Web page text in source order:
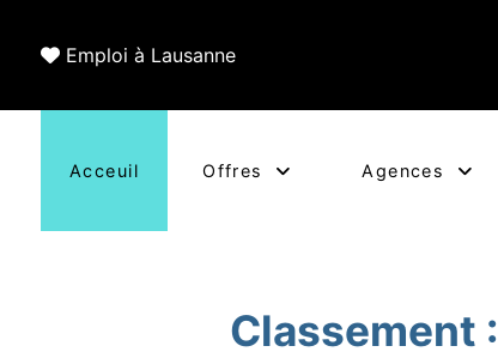
Emploi à Lausanne
Acceuil Offres Agences
Classement :